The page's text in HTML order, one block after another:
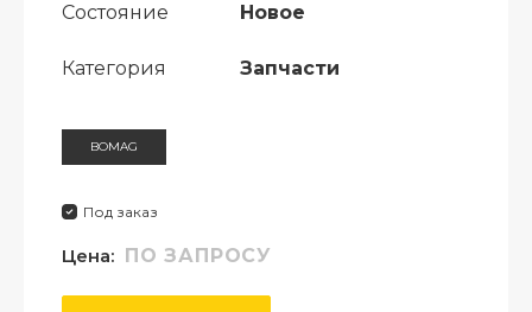
Состояние Новое
Категория Запчасти
BOMAG
Под заказ
Цена: ПО ЗАПРОСУ